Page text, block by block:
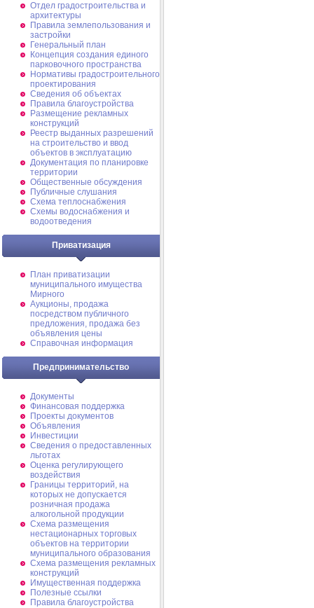
Отдел градостроительства и
архитектуры
Правила землепользования и
застройки
Генеральный план
Концепция создания единого
парковочного пространства
Нормативы градостроительного
проектирования
Сведения об объектах
Правила благоустройства
Размещение рекламных
конструкций
Реестр выданных разрешений
на строительство и ввод
объектов в эксплуатацию
Документация по планировке
территории
Общественные обсуждения
Публичные слушания
Схема теплоснабжения
Схемы водоснабжения и
водоотведения
Приватизация
План приватизации
муниципального имущества
Мирного
Аукционы, продажа
посредством публичного
предложения, продажа без
объявления цены
Справочная информация
Предпринимательство
Документы
Финансовая поддержка
Проекты документов
Объявления
Инвестиции
Сведения о предоставленных
льготах
Оценка регулирующего
воздействия
Границы территорий, на
которых не допускается
розничная продажа
алкогольной продукции
Схема размещения
нестационарных торговых
объектов на территории
муниципального образования
Схема размещения рекламных
конструкций
Имущественная поддержка
Полезные ссылки
Правила благоустройства